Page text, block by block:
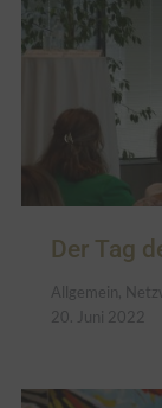
Der Tag
Allgemein,
20. Juni 2022